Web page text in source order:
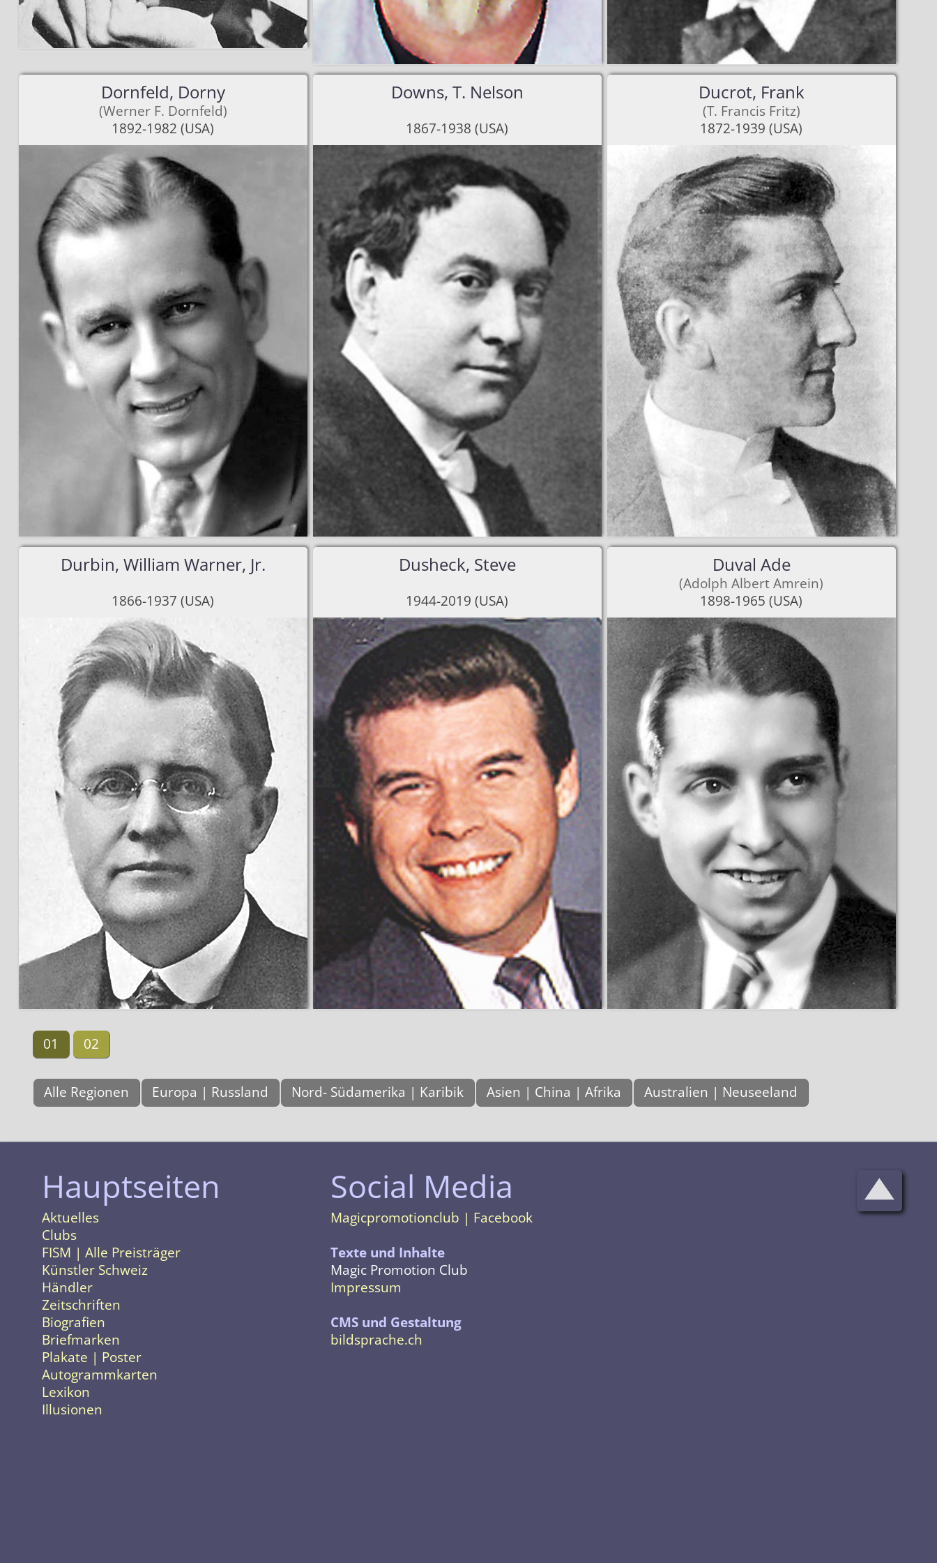
Klassische Kunststücke
Erfinder von ..
Dornfeld, Dorny
(Werner F. Dornfeld)
1892-1982 (USA)
Downs, T. Nelson
1867-1938 (USA)
Ducrot, Frank
(T. Francis Fritz)
1872-1939 (USA)
Durbin, William Warner, Jr.
1866-1937 (USA)
Dusheck, Steve
1944-2019 (USA)
Duval Ade
(Adolph Albert Amrein)
1898-1965 (USA)
01 02
Alle Regionen Europa | Russland Nord- Südamerika | Karibik Asien | China | Afrika Australien | Neuseeland
Hauptseiten
Aktuelles
Clubs
FISM | Alle Preisträger
Künstler Schweiz
Händler
Zeitschriften
Biografien
Briefmarken
Plakate | Poster
Autogrammkarten
Lexikon
Illusionen
Social Media
Magicpromotionclub | Facebook
Texte und Inhalte
Magic Promotion Club
Impressum
CMS und Gestaltung
bildsprache.ch